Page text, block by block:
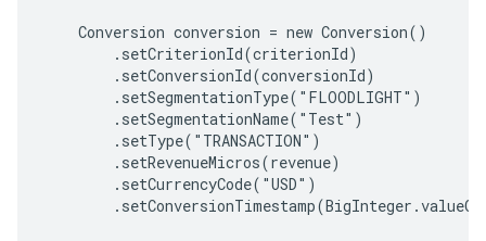
    Conversion conversion = new Conversion()
        .setCriterionId(criterionId)
        .setConversionId(conversionId)
        .setSegmentationType("FLOODLIGHT")
        .setSegmentationName("Test")
        .setType("TRANSACTION")
        .setRevenueMicros(revenue)
        .setCurrencyCode("USD")